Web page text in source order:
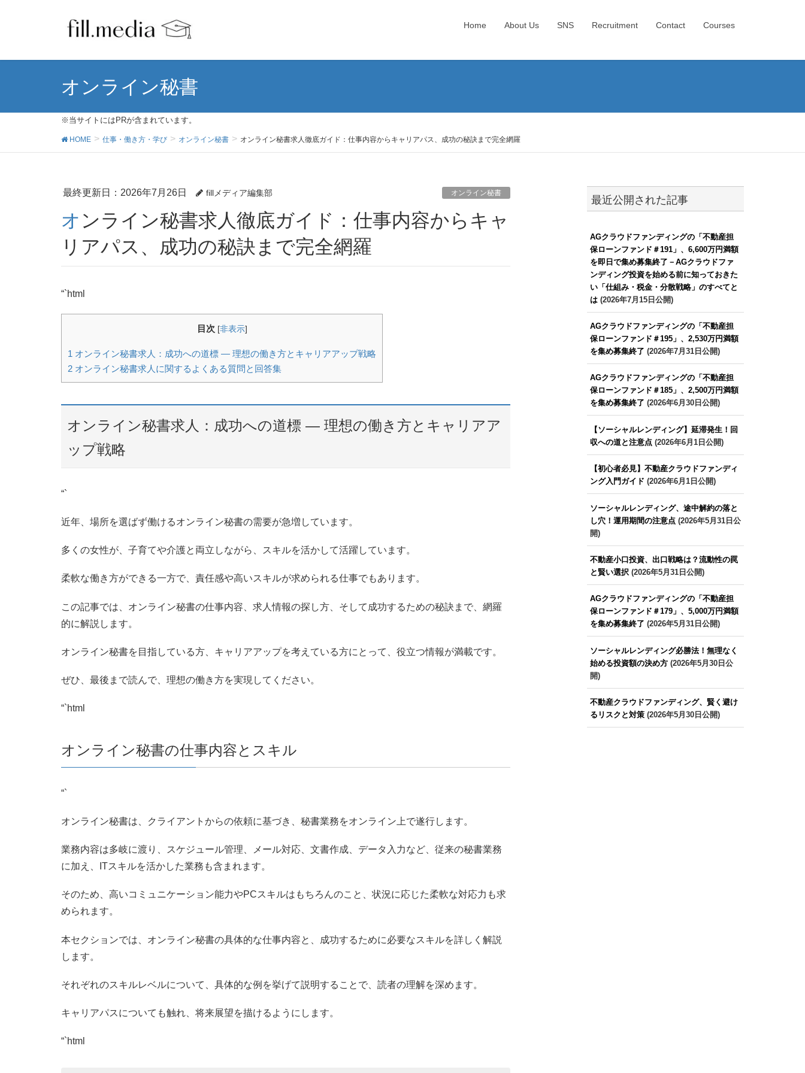
Home About Us SNS Recruitment Contact Courses
オンライン秘書
※当サイトにはPRが含まれています。
HOME 仕事・働き方・学び オンライン秘書 オンライン秘書求人徹底ガイド：仕事内容からキャリアパス、成功の秘訣まで完全網羅
最終更新日：2026年7月26日 fillメディア編集部 オンライン秘書
オンライン秘書求人徹底ガイド：仕事内容からキャ
リアパス、成功の秘訣まで完全網羅
“`html
目次 [非表示]
1 オンライン秘書求人：成功への道標 ― 理想の働き方とキャリアアップ戦略
2 オンライン秘書求人に関するよくある質問と回答集
オンライン秘書求人：成功への道標 ― 理想の働き方とキャリアア
ップ戦略
“`
近年、場所を選ばず働けるオンライン秘書の需要が急増しています。
多くの女性が、子育てや介護と両立しながら、スキルを活かして活躍しています。
柔軟な働き方ができる一方で、責任感や高いスキルが求められる仕事でもあります。
この記事では、オンライン秘書の仕事内容、求人情報の探し方、そして成功するための秘訣まで、網羅
的に解説します。
オンライン秘書を目指している方、キャリアアップを考えている方にとって、役立つ情報が満載です。
ぜひ、最後まで読んで、理想の働き方を実現してください。
“`html
オンライン秘書の仕事内容とスキル
“`
オンライン秘書は、クライアントからの依頼に基づき、秘書業務をオンライン上で遂行します。
業務内容は多岐に渡り、スケジュール管理、メール対応、文書作成、データ入力など、従来の秘書業務
に加え、ITスキルを活かした業務も含まれます。
そのため、高いコミュニケーション能力やPCスキルはもちろんのこと、状況に応じた柔軟な対応力も求
められます。
本セクションでは、オンライン秘書の具体的な仕事内容と、成功するために必要なスキルを詳しく解説
します。
それぞれのスキルレベルについて、具体的な例を挙げて説明することで、読者の理解を深めます。
キャリアパスについても触れ、将来展望を描けるようにします。
“`html
最近公開された記事
AGクラウドファンディングの「不動産担
保ローンファンド＃191」、6,600万円満額
を即日で集め募集終了－AGクラウドファ
ンディング投資を始める前に知っておきた
い「仕組み・税金・分散戦略」のすべてと
は(2026年7月15日公開)
AGクラウドファンディングの「不動産担
保ローンファンド＃195」、2,530万円満額
を集め募集終了 (2026年7月31日公開)
AGクラウドファンディングの「不動産担
保ローンファンド＃185」、2,500万円満額
を集め募集終了 (2026年6月30日公開)
【ソーシャルレンディング】延滞発生！回
収への道と注意点(2026年6月1日公開)
【初心者必見】不動産クラウドファンディ
ング入門ガイド (2026年6月1日公開)
ソーシャルレンディング、途中解約の落と
し穴！運用期間の注意点(2026年5月31日公
開)
不動産小口投資、出口戦略は？流動性の罠
と賢い選択(2026年5月31日公開)
AGクラウドファンディングの「不動産担
保ローンファンド＃179」、5,000万円満額
を集め募集終了 (2026年5月31日公開)
ソーシャルレンディング必勝法！無理なく
始める投資額の決め方(2026年5月30日公
開)
不動産クラウドファンディング、賢く避け
るリスクと対策(2026年5月30日公開)